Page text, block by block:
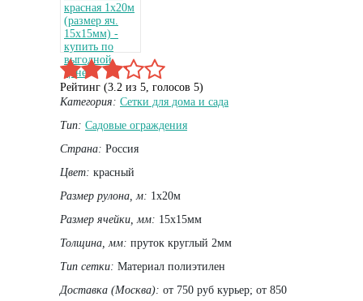
Рейтинг (3.2 из 5, голосов 5)
Категория: Сетки для дома и сада
Тип: Садовые ограждения
Страна: Россия
Цвет: красный
Размер рулона, м: 1х20м
Размер ячейки, мм: 15х15мм
Толщина, мм: пруток круглый 2мм
Тип сетки: Материал полиэтилен
Доставка (Москва): от 750 руб курьер; от 850